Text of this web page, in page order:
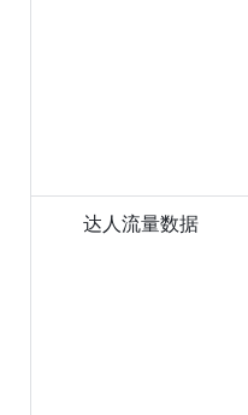
达人流量数据